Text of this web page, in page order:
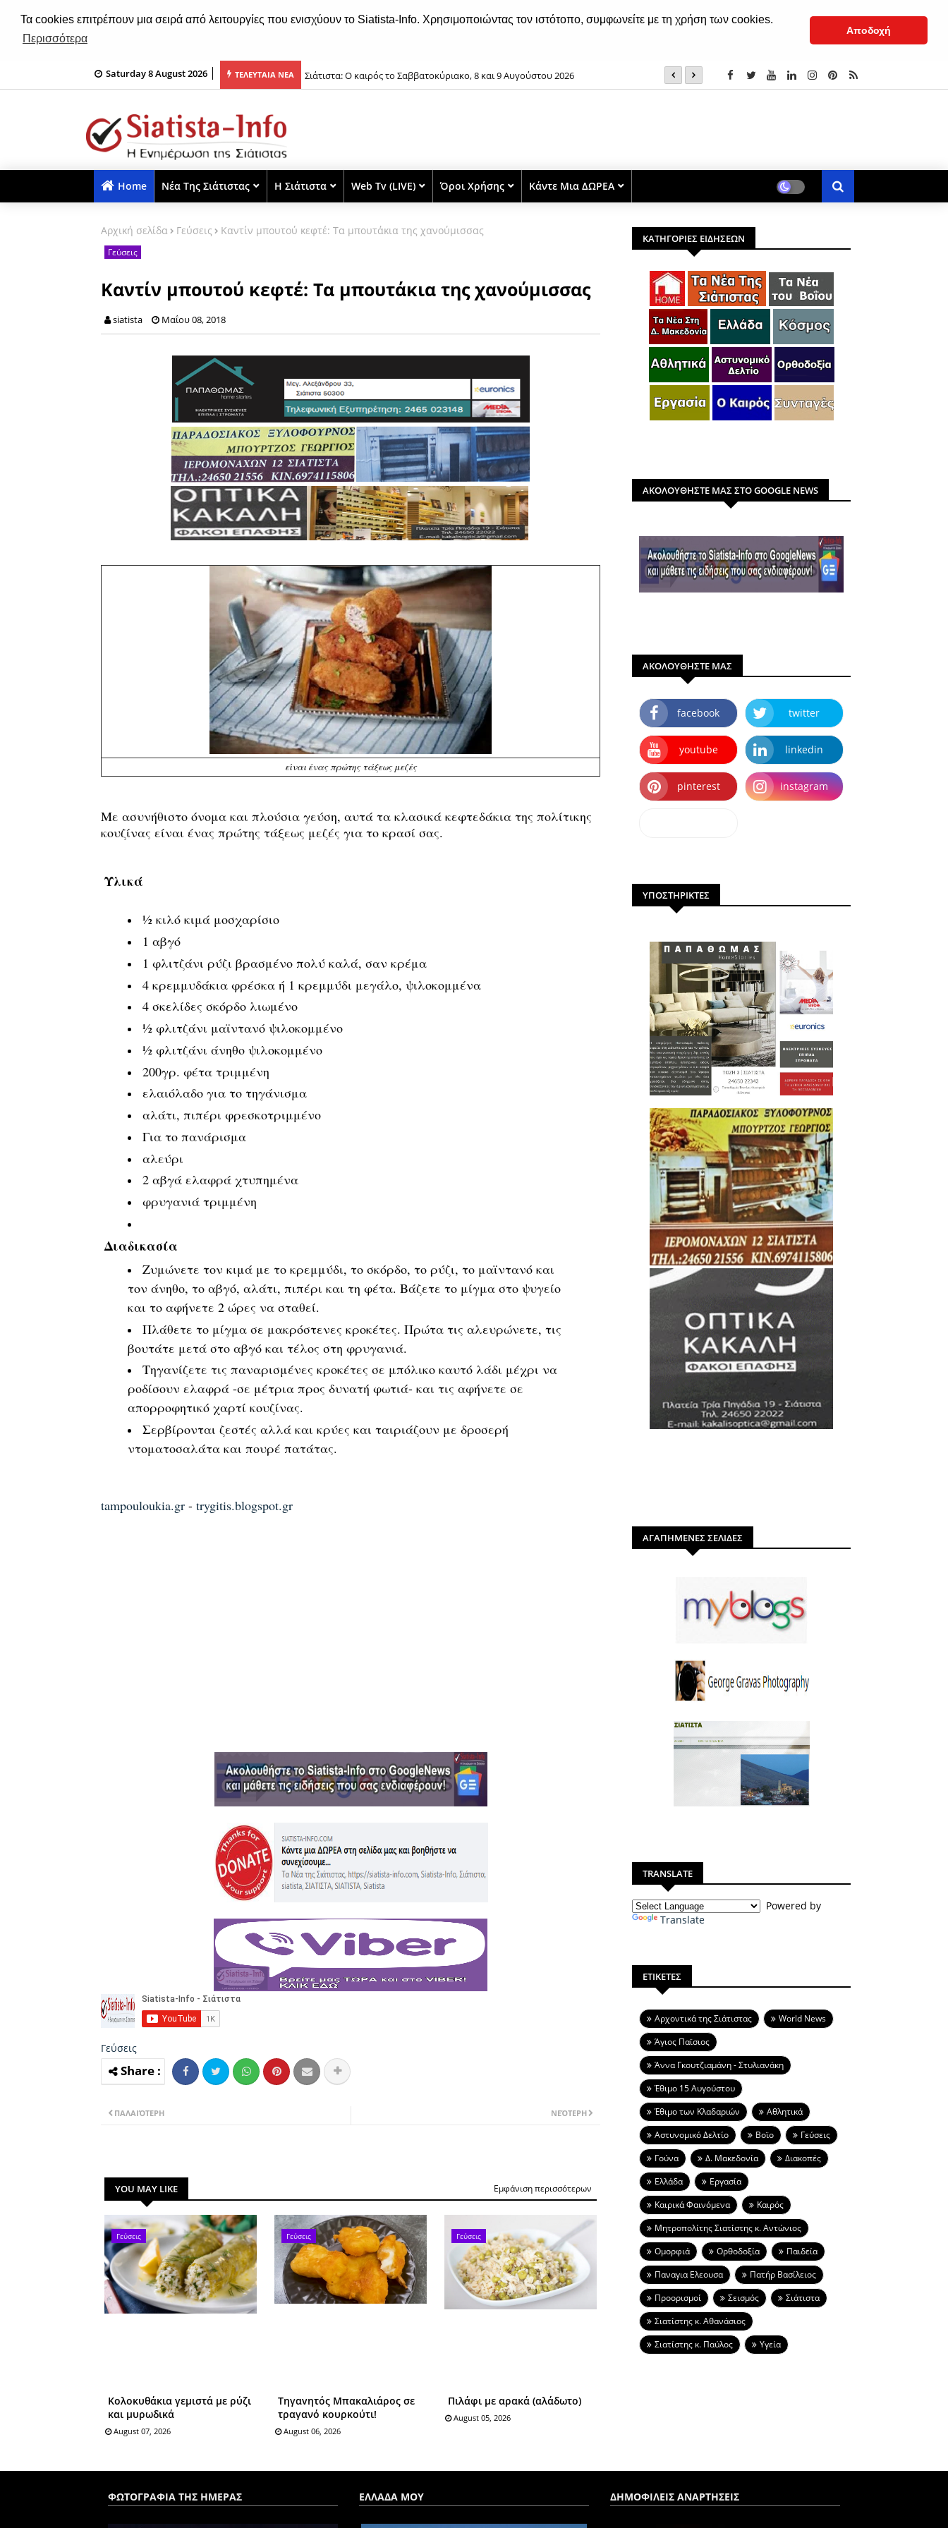
Τα cookies επιτρέπουν μια σειρά από λειτουργίες που ενισχύουν το Siatista-Info. Χρησιμοποιώντας τον ιστότοπο, συμφωνείτε με τη χρήση των cookies.
Περισσότερα
Αποδοχή
Saturday 8 August 2026 ΤΕΛΕΥΤΑΙΑ ΝΕΑ
τον Άγιο Νικάνορα η Σιάτιστα (φωτο-βίντεο) Σιάτιστα: O καιρός το Σαββατοκύριακο, 8 και 9 Αυγούστου 2026 8 Αυγούστου: Άγιοι Tριαντάφυλλος και Αιμιλιανός ο
Home Νέα Της Σιάτιστας Η Σιάτιστα Web Tv (LIVE) Όροι Χρήσης Κάντε Μια ΔΩΡΕΑ
Αρχική σελίδα Γεύσεις Καντίν μπουτού κεφτέ: Τα μπουτάκια της χανούμισσας
Γεύσεις
Καντίν μπουτού κεφτέ: Τα μπουτάκια της χανούμισσας
siatista Μαΐου 08, 2018
είναι ένας πρώτης τάξεως μεζές
Με ασυνήθιστο όνομα και πλούσια γεύση, αυτά τα κλασικά κεφτεδάκια της πολίτικης
κουζίνας είναι ένας πρώτης τάξεως μεζές για το κρασί σας.
Υλικά
½ κιλό κιμά μοσχαρίσιο
1 αβγό
1 φλιτζάνι ρύζι βρασμένο πολύ καλά, σαν κρέμα
4 κρεμμυδάκια φρέσκα ή 1 κρεμμύδι μεγάλο, ψιλοκομμένα
4 σκελίδες σκόρδο λιωμένο
½ φλιτζάνι μαϊντανό ψιλοκομμένο
½ φλιτζάνι άνηθο ψιλοκομμένο
200γρ. φέτα τριμμένη
ελαιόλαδο για το τηγάνισμα
αλάτι, πιπέρι φρεσκοτριμμένο
Για το πανάρισμα
αλεύρι
2 αβγά ελαφρά χτυπημένα
φρυγανιά τριμμένη
Διαδικασία
Ζυμώνετε τον κιμά με το κρεμμύδι, το σκόρδο, το ρύζι, το μαϊντανό και
τον άνηθο, το αβγό, αλάτι, πιπέρι και τη φέτα. Βάζετε το μίγμα στο ψυγείο
και το αφήνετε 2 ώρες να σταθεί.
Πλάθετε το μίγμα σε μακρόστενες κροκέτες. Πρώτα τις αλευρώνετε, τις
βουτάτε μετά στο αβγό και τέλος στη φρυγανιά.
Τηγανίζετε τις παναρισμένες κροκέτες σε μπόλικο καυτό λάδι μέχρι να
ροδίσουν ελαφρά -σε μέτρια προς δυνατή φωτιά- και τις αφήνετε σε
απορροφητικό χαρτί κουζίνας.
Σερβίρονται ζεστές αλλά και κρύες και ταιριάζουν με δροσερή
ντοματοσαλάτα και πουρέ πατάτας.
tampouloukia.gr - trygitis.blogspot.gr
Γεύσεις
ΝΕΌΤΕΡΗ
ΠΑΛΑΙΌΤΕΡΗ
YOU MAY LIKE Εμφάνιση περισσότερων
Γεύσεις
Κολοκυθάκια γεμιστά με ρύζι
και μυρωδικά
August 07, 2026
Γεύσεις
Tηγαvητός Mπακαλιάρος σε
τραγανό κουρκούτι!
August 06, 2026
Γεύσεις
Πιλάφι με αρακά (αλάδωτο)
August 05, 2026
ΚΑΤΗΓΟΡΙΕΣ ΕΙΔΗΣΕΩΝ
ΑΚΟΛΟΥΘΗΣΤΕ ΜΑΣ ΣΤΟ GOOGLE NEWS
ΑΚΟΛΟΥΘΗΣΤΕ ΜΑΣ
facebook twitter
youtube linkedin
pinterest instagram
ΥΠΟΣΤΗΡΙΚΤΕΣ
ΑΓΑΠΗΜΕΝΕΣ ΣΕΛΙΔΕΣ
TRANSLATE
Powered by
Translate
ΕΤΙΚΕΤΕΣ
Aρχοντικά της Σιάτιστας
World News
Άγιος Παϊσιος
Άννα Γκουτζιαμάνη - Στυλιανάκη
Έθιμο 15 Αυγούστου
Έθιμο των Κλαδαριών
Αθλητικά
Αστυνομικό Δελτίο
Βοϊο
Γεύσεις
Γούνα
Δ. Μακεδονία
Διακοπές
Ελλάδα
Εργασία
Καιρικά Φαινόμενα
Καιρός
Μητροπολίτης Σιατίστης κ. Αντώνιος
Ομορφιά
Ορθοδοξία
Παιδεία
Παναγια Ελεουσα
Πατήρ Βασίλειος
Προορισμοί
Σεισμός
Σιάτιστα
Σιατίστης κ. Αθανάσιος
Σιατίστης κ. Παύλος
Υγεία
ΦΩΤΟΓΡΑΦΙΑ ΤΗΣ ΗΜΕΡΑΣ ΕΛΛΑΔΑ ΜΟΥ ΔΗΜΟΦΙΛΕΙΣ ΑΝΑΡΤΗΣΕΙΣ